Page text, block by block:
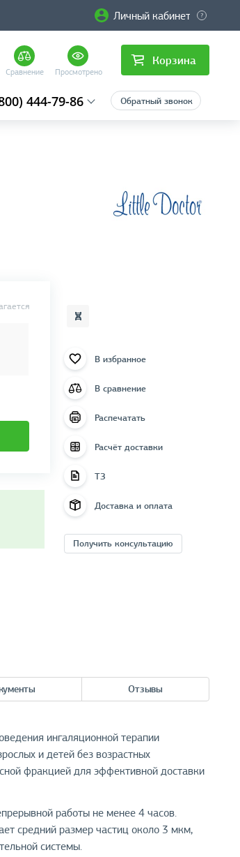
Личный кабинет
Сравнение Просмотрено
Корзина
444-79-86 Обратный звонок
В избранное
В сравнение
Распечатать
Расчёт доставки
ТЗ
Доставка и оплата
Получить консультацию
Отзывы
ингаляционной терапии
и детей без возрастных
фракцией для эффективной доставки
работы не менее 4 часов.
средний размер частиц около 3 мкм,
системы.